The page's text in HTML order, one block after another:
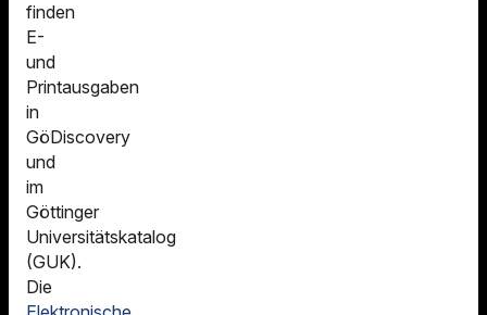
finden
E-
und
Printausgaben
in
GöDiscovery
und
im
Göttinger
Universitätskatalog
(GUK).
Die